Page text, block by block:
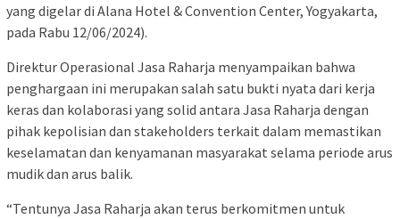
yang digelar di Alana Hotel & Convention Center, Yogyakarta,
pada Rabu 12/06/2024).
Direktur Operasional Jasa Raharja menyampaikan bahwa
penghargaan ini merupakan salah satu bukti nyata dari kerja
keras dan kolaborasi yang solid antara Jasa Raharja dengan
pihak kepolisian dan stakeholders terkait dalam memastikan
keselamatan dan kenyamanan masyarakat selama periode arus
mudik dan arus balik.
“Tentunya Jasa Raharja akan terus berkomitmen untuk